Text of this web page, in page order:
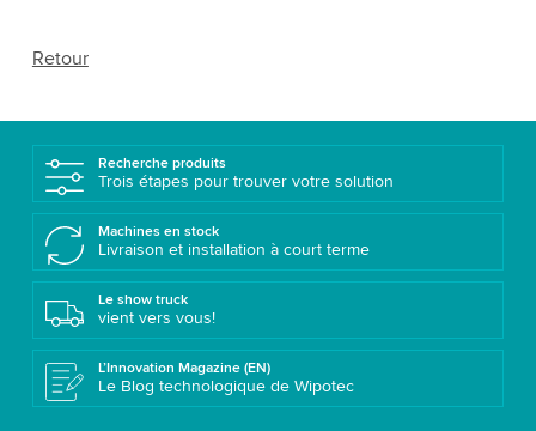
Retour
Recherche produits
Trois étapes pour trouver votre solution
Machines en stock
Livraison et installation à court terme
Le show truck
vient vers vous!
L’Innovation Magazine (EN)
Le Blog technologique de Wipotec